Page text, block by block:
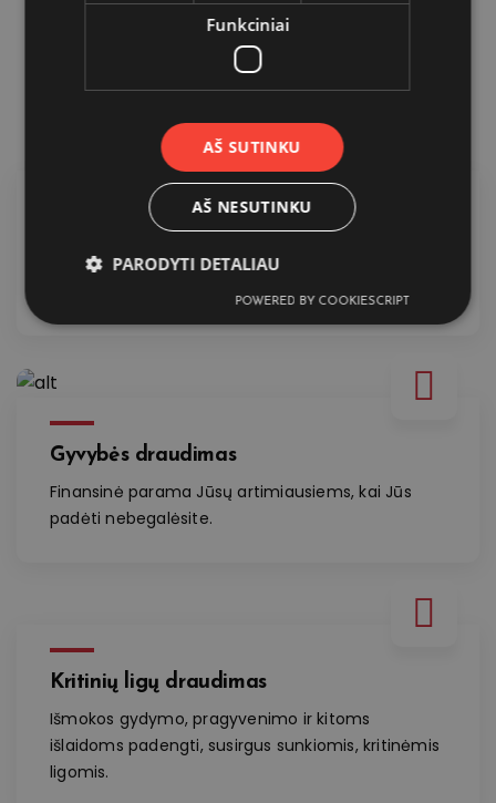
Privatus sveikatos draudimas
Privatus medicininis draudimas padengia Jūsų
gydymo Jungtinės Karalystės klinikose išlaidas.
Gyvybės draudimas
Finansinė parama Jūsų artimiausiems, kai Jūs
padėti nebegalėsite.
Kritinių ligų draudimas
Išmokos gydymo, pragyvenimo ir kitoms
išlaidoms padengti, susirgus sunkiomis, kritinėmis
ligomis.
Funkciniai
AŠ SUTINKU
AŠ NESUTINKU
PARODYTI DETALIAU
POWERED BY COOKIESCRIPT